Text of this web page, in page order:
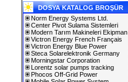
DOSYA KATALOG BROŞÜR
Norm Energy Systems Ltd.
Center Pivot Sulama Sistemleri
Modern Tarım Makineleri Ekipman
Victron Energy French Français
Victron Energy Blue Power
Steca Solarelektronik Germany
Morningstar Corporation
Lorentz solar pumps tracking
Phocos Off-Grid Power